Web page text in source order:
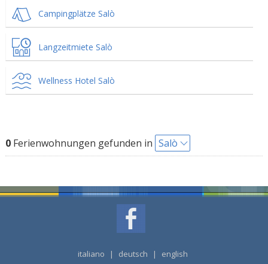
Campingplätze Salò
Langzeitmiete Salò
Wellness Hotel Salò
0Ferienwohnungen gefunden in Salò
italiano | deutsch | english